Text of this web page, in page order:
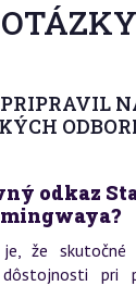
PRIPRAVIL
odkaz
je, že
pri